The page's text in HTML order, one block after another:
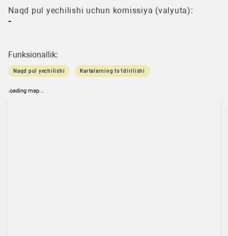
Naqd pul yechilishi uchun komissiya (valyuta):
-
Funksionallik:
Naqd pul yechilishi Kartalarning to‘ldirilishi
loading map...